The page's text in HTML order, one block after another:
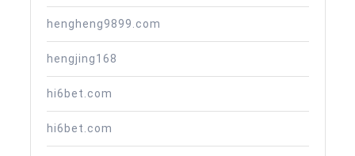
hengheng9899.com
hengjing168
hi6bet.com
hi6bet.com